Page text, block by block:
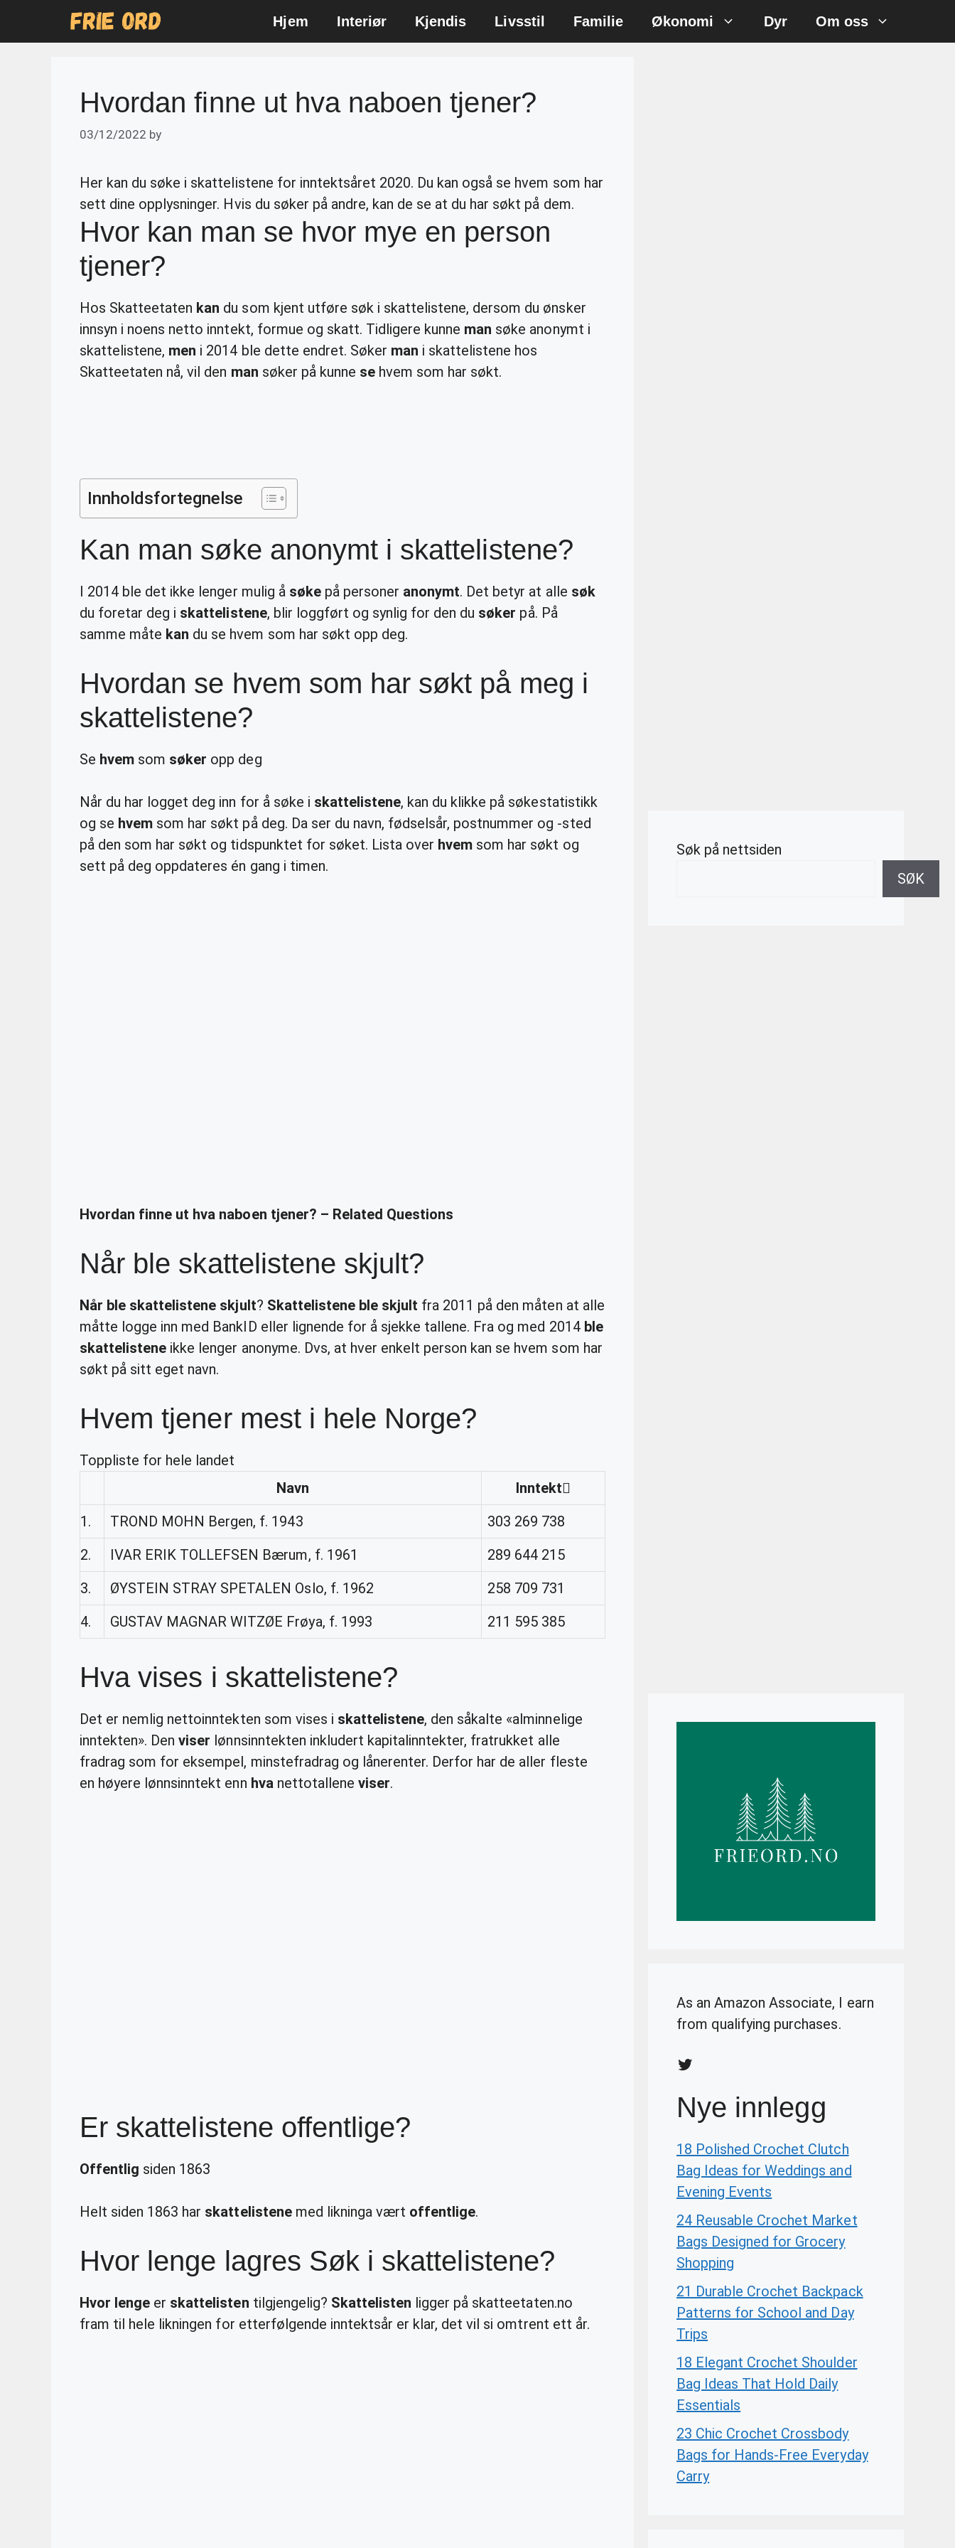
Hjem Interiør Kjendis Livsstil Familie Økonomi Dyr Om oss
Hvordan finne ut hva naboen tjener?
03/12/2022 by
Her kan du søke i skattelistene for inntektsåret 2020. Du kan også se hvem som har
sett dine opplysninger. Hvis du søker på andre, kan de se at du har søkt på dem.
Hvor kan man se hvor mye en person
tjener?
Hos Skatteetaten kan du som kjent utføre søk i skattelistene, dersom du ønsker
innsyn i noens netto inntekt, formue og skatt. Tidligere kunne man søke anonymt i
skattelistene, men i 2014 ble dette endret. Søker man i skattelistene hos
Skatteetaten nå, vil den man søker på kunne sehvem som har søkt.
Innholdsfortegnelse
Kan man søke anonymt i skattelistene?
I 2014 ble det ikke lenger mulig å søkepå personer anonymt. Det betyr at alle søk
du foretar deg i skattelistene, blir loggført og synlig for den du søker på. På
samme måte kan du se hvem som har søkt opp deg.
Hvordan se hvem som har søkt på meg i
skattelistene?
Se hvem som søker opp deg
Når du har logget deg inn for å søke i skattelistene, kan du klikke på søkestatistikk
og se hvem som har søkt på deg. Da ser du navn, fødselsår, postnummer og -sted
på den som har søkt og tidspunktet for søket. Lista over hvem som har søkt og
sett på deg oppdateres én gang i timen.
Hvordan finne ut hva naboen tjener? – Related Questions
Når ble skattelistene skjult?
Når ble skattelistene skjult? Skattelistene ble skjult fra 2011 på den måten at alle
måtte logge inn med BankID eller lignende for å sjekke tallene. Fra og med 2014 ble
skattelistene ikke lenger anonyme. Dvs, at hver enkelt person kan se hvem som har
søkt på sitt eget navn.
Hvem tjener mest i hele Norge?
Toppliste for hele landet
Navn
Inntekt
1.
TROND MOHN Bergen, f. 1943
303 269 738
2.
IVAR ERIK TOLLEFSEN Bærum, f. 1961
289 644 215
3.
ØYSTEIN STRAY SPETALEN Oslo, f. 1962
258 709 731
4.
GUSTAV MAGNAR WITZØE Frøya, f. 1993 211 595 385
Hva vises i skattelistene?
Det er nemlig nettoinntekten som vises i skattelistene, den såkalte «alminnelige
inntekten». Denviser lønnsinntekten inkludert kapitalinntekter, fratrukket alle
fradrag som for eksempel, minstefradrag og lånerenter. Derfor har de aller fleste
en høyere lønnsinntekt enn hva nettotallene viser.
Er skattelistene offentlige?
Offentlig siden 1863
Helt siden 1863 har skattelistenemed likninga vært offentlige.
Hvor lenge lagres Søk i skattelistene?
Hvor lenge er skattelisten tilgjengelig? Skattelisten ligger på skatteetaten.no
fram til hele likningen for etterfølgende inntektsår er klar, det vil si omtrent ett år.
Søk på nettsiden
SØK
As an Amazon Associate, I earn
from qualifying purchases.
Twitter
Nye innlegg
18 Polished Crochet Clutch
Bag Ideas for Weddings and
Evening Events
24 Reusable Crochet Market
Bags Designed for Grocery
Shopping
21 Durable Crochet Backpack
Patterns for School and Day
Trips
18 Elegant Crochet Shoulder
Bag Ideas That Hold Daily
Essentials
23 Chic Crochet Crossbody
Bags for Hands-Free Everyday
Carry